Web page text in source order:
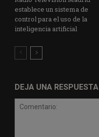
establece un sistema de
control para el uso de la
inteligencia artificial
DEJA UNA RESPUESTA